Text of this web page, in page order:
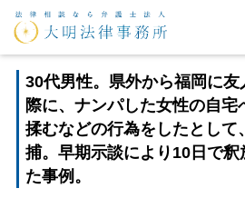
ホーム > 刑事事件解決法 > 解決事例
30代男性。県外から福岡に
際に、ナンパした女性の自宅
揉むなどの行為をしたとして
捕。早期示談により10日で釈
た事例。